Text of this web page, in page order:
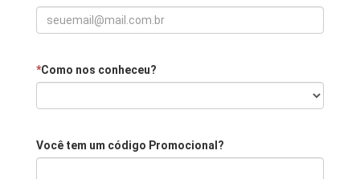
*Como nos conheceu?
Você tem um código Promocional?